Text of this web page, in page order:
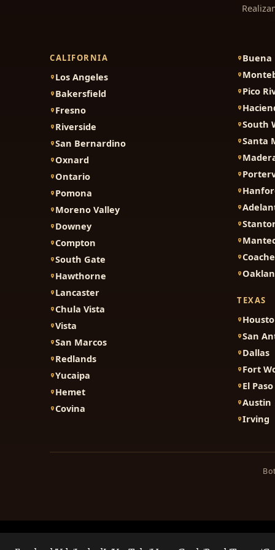
CALIFORNIA
Los Angeles
Bakersfield
Fresno
Riverside
San Bernardino
Oxnard
Ontario
Pomona
Moreno Valley
Downey
Compton
South Gate
Hawthorne
Lancaster
Chula Vista
Vista
San Marcos
Redlands
Yucaipa
Hemet
Covina
Buena
Pico
South
Santa
TEXAS
San
Dallas
Fort
El Paso
Austin
Irving